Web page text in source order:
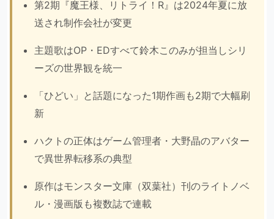
第2期『魔王様、リトライ！R』は2024年夏に放
送され制作会社が変更
主題歌はOP・EDすべて鈴木このみが担当しシリ
ーズの世界観を統一
「ひどい」と話題になった1期作画も2期で大幅刷
新
ハクトの正体はゲーム管理者・大野晶のアバター
で異世界転移系の典型
原作はモンスター文庫（双葉社）刊のライトノベ
ル・漫画版も複数誌で連載